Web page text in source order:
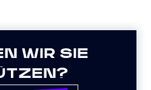
WIR SIE